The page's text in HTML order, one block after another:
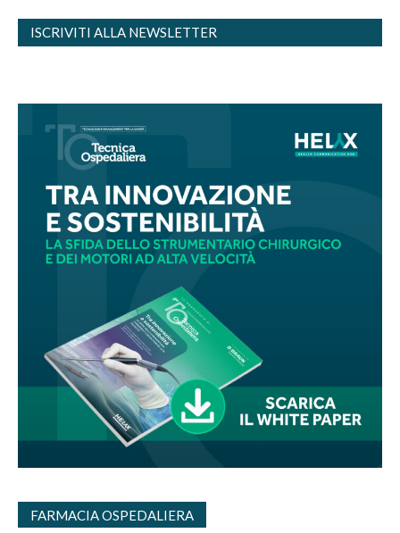
ISCRIVITI ALLA NEWSLETTER
FARMACIA OSPEDALIERA